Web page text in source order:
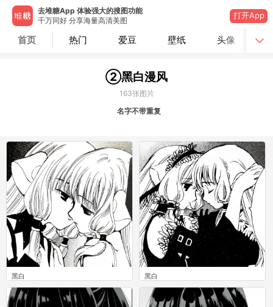
去堆糖App 体验强大的搜图功能
千万同好 分享海量高清美图
打开App
首页 热门 爱豆 壁纸 头像
②黑白漫风
163张图片
名字不带重复
黑白
0
黑白
0